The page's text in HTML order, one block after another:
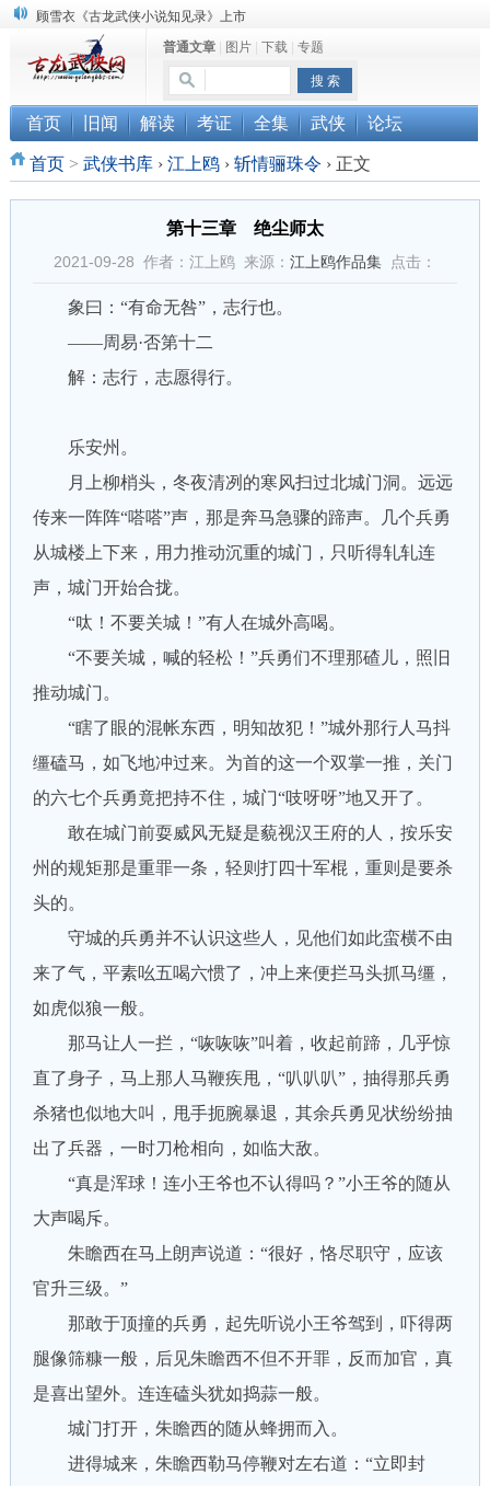
顾雪衣《古龙武侠小说知见录》上市
“武侠书库”查缺补漏活动圆满结束
《古龙小说原貌探究》修订版已上市
普通文章| 图片| 下载| 专题
首页 旧闻 解读 考证 全集 武侠 论坛
首页> 武侠书库 › 江上鸥 › 斩情骊珠令 ›正文
第十三章 绝尘师太
2021-09-28 作者：江上鸥 来源： 江上鸥作品集点击：
象曰：“有命无咎”，志行也。
——周易·否第十二
解：志行，志愿得行。
乐安州。
月上柳梢头，冬夜清冽的寒风扫过北城门洞。远远
传来一阵阵“嗒嗒”声，那是奔马急骤的蹄声。几个兵勇
从城楼上下来，用力推动沉重的城门，只听得轧轧连
声，城门开始合拢。
“呔！不要关城！”有人在城外高喝。
“不要关城，喊的轻松！”兵勇们不理那碴儿，照旧
推动城门。
“瞎了眼的混帐东西，明知故犯！”城外那行人马抖
缰磕马，如飞地冲过来。为首的这一个双掌一推，关门
的六七个兵勇竟把持不住，城门“吱呀呀”地又开了。
敢在城门前耍威风无疑是藐视汉王府的人，按乐安
州的规矩那是重罪一条，轻则打四十军棍，重则是要杀
头的。
守城的兵勇并不认识这些人，见他们如此蛮横不由
来了气，平素吆五喝六惯了，冲上来便拦马头抓马缰，
如虎似狼一般。
那马让人一拦，“咴咴咴”叫着，收起前蹄，几乎惊
直了身子，马上那人马鞭疾甩，“叭叭叭”，抽得那兵勇
杀猪也似地大叫，甩手扼腕暴退，其余兵勇见状纷纷抽
出了兵器，一时刀枪相向，如临大敌。
“真是浑球！连小王爷也不认得吗？”小王爷的随从
大声喝斥。
朱瞻西在马上朗声说道：“很好，恪尽职守，应该
官升三级。”
那敢于顶撞的兵勇，起先听说小王爷驾到，吓得两
腿像筛糠一般，后见朱瞻西不但不开罪，反而加官，真
是喜出望外。连连磕头犹如捣蒜一般。
城门打开，朱瞻西的随从蜂拥而入。
进得城来，朱瞻西勒马停鞭对左右道：“立即封